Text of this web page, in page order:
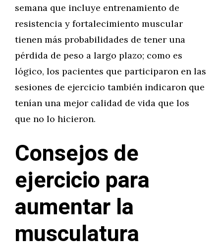
semana que incluye entrenamiento de
resistencia y fortalecimiento muscular
tienen más probabilidades de tener una
pérdida de peso a largo plazo; como es
lógico, los pacientes que participaron en las
sesiones de ejercicio también indicaron que
tenían una mejor calidad de vida que los
que no lo hicieron.
Consejos de
ejercicio para
aumentar la
musculatura